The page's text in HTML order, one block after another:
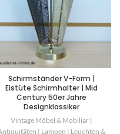
Schirmständer V-Form |
Eistüte Schirmhalter | Mid
Century 50er Jahre
Designklassiker
Vintage Möbel & Mobiliar |
| Lampen | Leuchten &